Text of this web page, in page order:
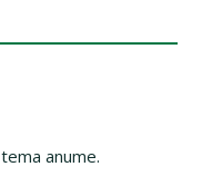
anume.